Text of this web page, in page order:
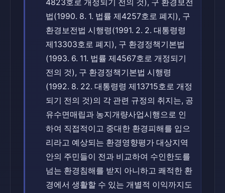
4823호로 개정되기 전의 것), 구 환경보전
법(1990. 8. 1. 법률 제4257호로 폐지), 구
환경보전법 시행령(1991. 2. 2. 대통령령
제13303호로 폐지), 구 환경정책기본법
(1993. 6. 11. 법률 제4567호로 개정되기
전의 것), 구 환경정책기본법 시행령
(1992. 8. 22. 대통령령 제13715호로 개정
되기 전의 것)의 각 관련 규정의 취지는, 공
유수면매립과 농지개량사업시행으로 인
하여 직접적이고 중대한 환경피해를 입으
리라고 예상되는 환경영향평가 대상지역
안의 주민들이 전과 비교하여 수인한도를
넘는 환경침해를 받지 아니하고 쾌적한 환
경에서 생활할 수 있는 개별적 이익까지도